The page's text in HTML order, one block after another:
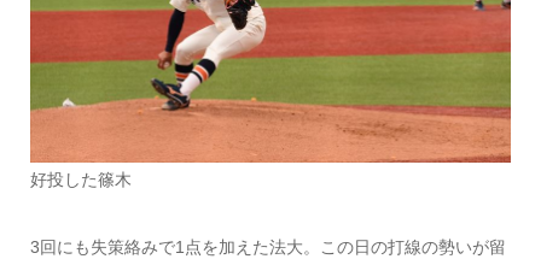
好投した篠木
3回にも失策絡みで1点を加えた法大。この日の打線の勢いが留